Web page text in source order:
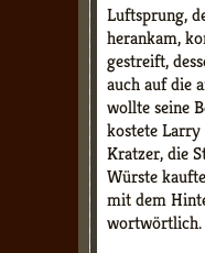
Luftsprung,
herankam,
gestreift,
auch auf die
wollte seine
kostete
Kratzer, die
Würste
mit dem
wortwörtlich.